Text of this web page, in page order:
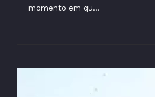
momento em qu...